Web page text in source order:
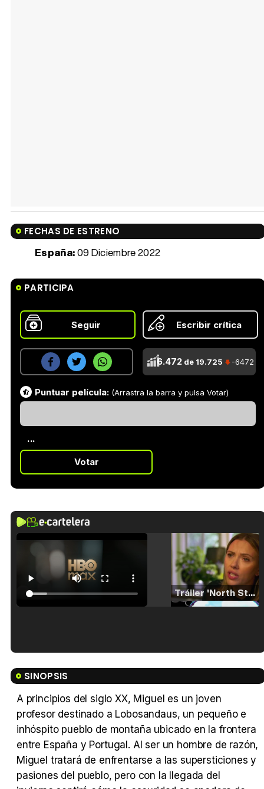
FECHAS DE ESTRENO
España:09 Diciembre 2022
PARTICIPA
Seguir Escribir crítica
6.472de 19.725 -6472
Puntuar película: (Arrastra la barra y pulsa Votar)
...
Votar
Tráiler 'North Star' (2023)
Tráiler 'Vida perra' (2026)
SINOPSIS
A principios del siglo XX, Miguel es un joven
profesor destinado a Lobosandaus, un pequeño e
inhóspito pueblo de montaña ubicado en la frontera
entre España y Portugal. Al ser un hombre de razón,
Miguel tratará de enfrentarse a las supersticiones y
pasiones del pueblo, pero con la llegada del